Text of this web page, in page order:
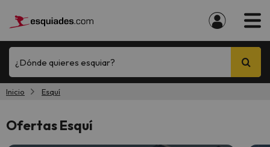
¿Dónde quieres esquiar?
Inicio Esquí
Ofertas Esquí